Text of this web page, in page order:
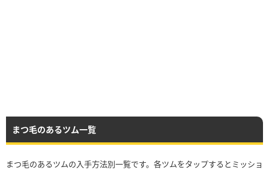
まつ毛のあるツム一覧
まつ毛のあるツムの入手方法別一覧です。各ツムをタップするとミッショ